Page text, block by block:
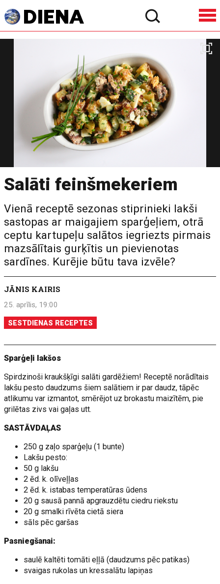
Salāti feinšmekeriem
Vienā receptē sezonas stiprinieki lakši
sastopas ar maigajiem sparģeļiem, otrā
ceptu kartupeļu salātos iegriezts pirmais
mazsālītais gurķītis un pievienotas
sardīnes. Kurējie būtu tava izvēle?
JĀNIS KAIRIS
25. aprīlis, 19:00
SESTDIENAS RECEPTES
Sparģeļi lakšos
Spirdzinoši kraukšķīgi salāti gardēžiem! Receptē norādītais
lakšu pesto daudzums šiem salātiem ir par daudz, tāpēc
atlikumu var izmantot, smērējot uz brokastu maizītēm, pie
grilētas zivs vai gaļas utt.
SASTĀVDAĻAS
250 g zaļo sparģeļu (1 bunte)
Lakšu pesto:
50 g lakšu
2 ēd. k. olīveļļas
2 ēd. k. istabas temperatūras ūdens
20 g sausā pannā apgrauzdētu ciedru riekstu
20 g smalki rīvēta cietā siera
sāls pēc garšas
Pasniegšanai:
saulē kaltēti tomāti eļļā (daudzums pēc patikas)
svaigas rukolas un kressalātu lapiņas